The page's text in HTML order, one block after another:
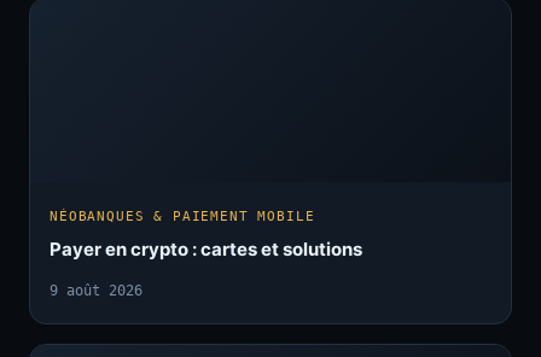
NÉOBANQUES & PAIEMENT MOBILE
Payer en crypto : cartes et solutions
9 août 2026